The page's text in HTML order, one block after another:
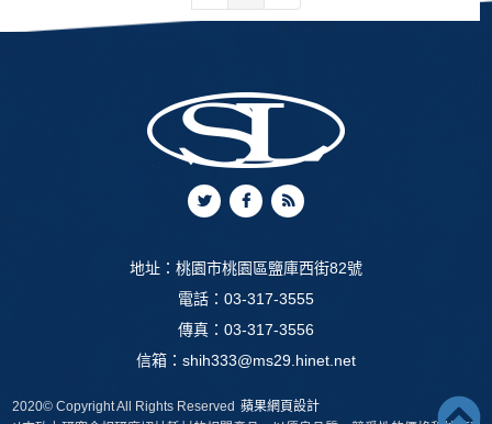
地址： 桃園市桃園區鹽庫西街82號
電話： 03-317-3555
傳真：03-317-3556
信箱： shih333@ms29.hinet.net
2020© Copyright All Rights Reserved 蘋果網頁設計